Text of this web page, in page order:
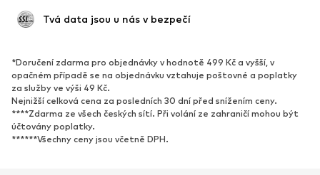
Upcyklace
Nové
Oblíbené
Tenisky
Lodičky & boty na podpatku
Kozačky
Sandály
Tvá data jsou u nás v bezpečí
*Doručení zdarma pro objednávky v hodnotě 499 Kč a vyšší, v
opačném případě se na objednávku vztahuje poštovné a poplatky
za služby ve výši 49 Kč.
Nejnižší celková cena za posledních 30 dní před snížením ceny.
****Zdarma ze všech českých sítí. Při volání ze zahraničí mohou být
účtovány poplatky.
******Všechny ceny jsou včetně DPH.